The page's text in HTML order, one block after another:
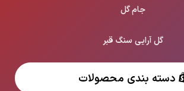
جام گل
گل آرایی سنگ قبر
دسته بندی محصولات